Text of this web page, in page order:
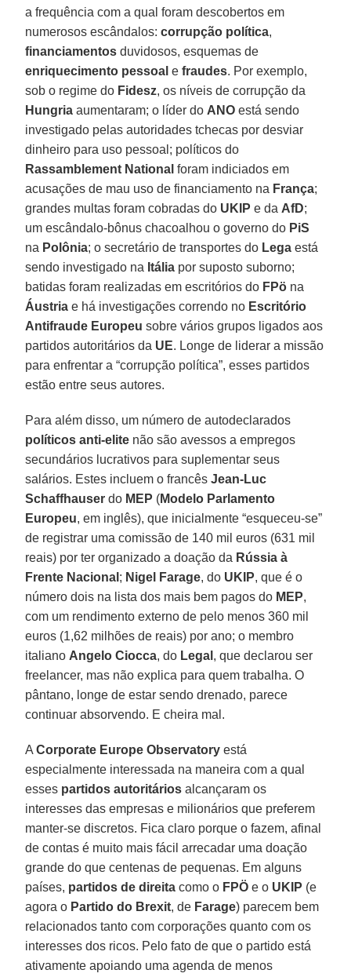
a frequência com a qual foram descobertos em
numerosos escândalos:corrupção política,
financiamentos duvidosos, esquemas de
enriquecimento pessoal efraudes. Por exemplo,
sob o regime do Fidesz, os níveis de corrupção da
Hungria aumentaram; o líder do ANO está sendo
investigado pelas autoridades tchecas por desviar
dinheiro para uso pessoal; políticos do
Rassamblement National foram indiciados em
acusações de mau uso de financiamento na França;
grandes multas foram cobradas do UKIP e da AfD;
um escândalo-bônus chacoalhou o governo do PiS
na Polônia; o secretário de transportes do Lega está
sendo investigado na Itália por suposto suborno;
batidas foram realizadas em escritórios do FPö na
Áustria e há investigações correndo no Escritório
Antifraude Europeu sobre vários grupos ligados aos
partidos autoritários da UE. Longe de liderar a missão
para enfrentar a “corrupção política”, esses partidos
estão entre seus autores.
Para além disso, um número de autodeclarados
políticos anti-elite não são avessos a empregos
secundários lucrativos para suplementar seus
salários. Estes incluem o francêsJean-Luc
Schaffhauser do MEP (Modelo Parlamento
Europeu, em inglês), que inicialmente “esqueceu-se”
de registrar uma comissão de 140 mil euros (631 mil
reais) por ter organizado a doação da Rússia à
Frente Nacional ; Nigel Farage, do UKIP, que é o
número dois na lista dos mais bem pagos do MEP,
com um rendimento externo de pelo menos 360 mil
euros (1,62 milhões de reais) por ano; o membro
italiano Angelo Ciocca, do Legal , que declarou ser
freelancer, mas não explica para quem trabalha. O
pântano, longe de estar sendo drenado, parece
continuar absorvendo. E cheira mal.
ACorporate Europe Observatory está
especialmente interessada na maneira com a qual
esses partidos autoritários alcançaram os
interesses das empresas e milionários que preferem
manter-se discretos. Fica claro porque o fazem, afinal
de contas é muito mais fácil arrecadar uma doação
grande do que centenas de pequenas. Em alguns
países, partidos de direita como o FPÖ e o UKIP (e
agora o Partido do Brexit, de Farage) parecem bem
relacionados tanto com corporações quanto com os
interesses dos ricos. Pelo fato de que o partido está
ativamente apoiando uma agenda de menos